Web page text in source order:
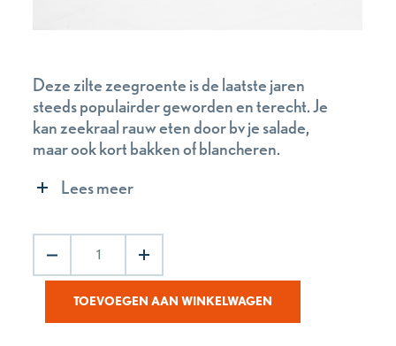
Deze zilte zeegroente is de laatste jaren
steeds populairder geworden en terecht. Je
kan zeekraal rauw eten door bv je salade,
maar ook kort bakken of blancheren.
alle vissoorten! Het zorgt voor een kleine
element aan je gerecht.
Lees meer
aantal
TOEVOEGEN AAN WINKELWAGEN